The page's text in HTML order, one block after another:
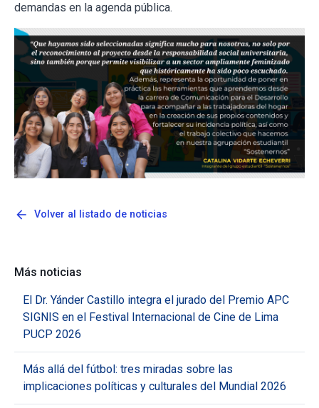
demandas en la agenda pública.
arrow_back Volver al listado de noticias
Más noticias
El Dr. Yánder Castillo integra el jurado del Premio APC
SIGNIS en el Festival Internacional de Cine de Lima
PUCP 2026
Más allá del fútbol: tres miradas sobre las
implicaciones políticas y culturales del Mundial 2026